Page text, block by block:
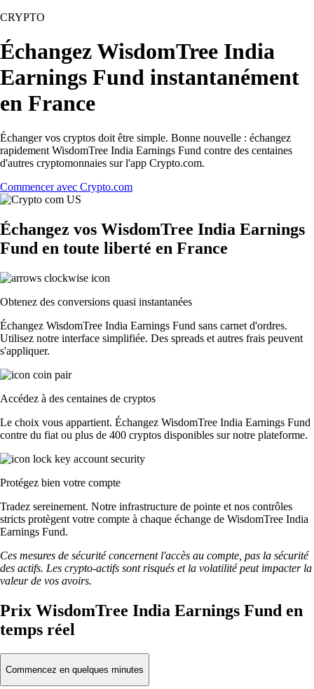
CRYPTO
Échangez WisdomTree India
Earnings Fund instantanément
en France
Échanger vos cryptos doit être simple. Bonne nouvelle : échangez
rapidement WisdomTree India Earnings Fund contre des centaines
d'autres cryptomonnaies sur l'app Crypto.com.
Commencer avec Crypto.com
Échangez vos WisdomTree India Earnings
Fund en toute liberté en France
Obtenez des conversions quasi instantanées
Échangez WisdomTree India Earnings Fund sans carnet d'ordres.
Utilisez notre interface simplifiée. Des spreads et autres frais peuvent
s'appliquer.
Accédez à des centaines de cryptos
Le choix vous appartient. Échangez WisdomTree India Earnings Fund
contre du fiat ou plus de 400 cryptos disponibles sur notre plateforme.
Protégez bien votre compte
Tradez sereinement. Notre infrastructure de pointe et nos contrôles
stricts protègent votre compte à chaque échange de WisdomTree India
Earnings Fund.
Ces mesures de sécurité concernent l'accès au compte, pas la sécurité
des actifs. Les crypto-actifs sont risqués et la volatilité peut impacter la
valeur de vos avoirs.
Prix WisdomTree India Earnings Fund en
temps réel
Commencez en quelques minutes